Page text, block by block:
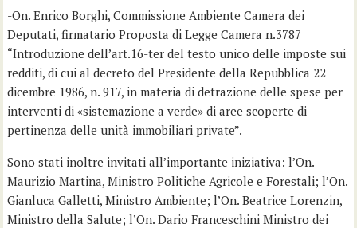
-On. Enrico Borghi, Commissione Ambiente Camera dei
Deputati, firmatario Proposta di Legge Camera n.3787
“Introduzione dell’art.16-ter del testo unico delle imposte sui
redditi, di cui al decreto del Presidente della Repubblica 22
dicembre 1986, n. 917, in materia di detrazione delle spese per
interventi di «sistemazione a verde» di aree scoperte di
pertinenza delle unità immobiliari private”.
Sono stati inoltre invitati all’importante iniziativa: l’On.
Maurizio Martina, Ministro Politiche Agricole e Forestali; l’On.
Gianluca Galletti, Ministro Ambiente; l’On. Beatrice Lorenzin,
Ministro della Salute; l’On. Dario Franceschini Ministro dei